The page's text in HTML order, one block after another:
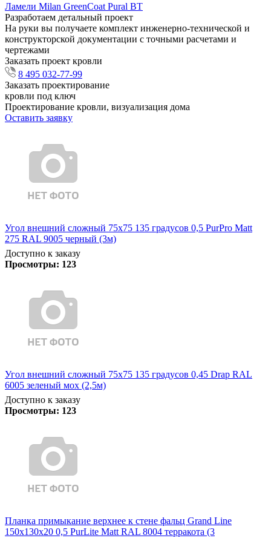
Ламели Milan GreenCoat Pural BT
Разработаем детальный проект
На руки вы получаете комплект инженерно-технической и
конструкторской документации с точными расчетами и
чертежами
Заказать проект кровли
8 495 032-77-99
Заказать проектирование
кровли под ключ
Проектирование кровли, визуализация дома
Оставить заявку
Угол внешний сложный 75х75 135 градусов 0,5 PurPro Matt
275 RAL 9005 черный (3м)
Доступно к заказу
Просмотры: 123
Угол внешний сложный 75х75 135 градусов 0,45 Drap RAL
6005 зеленый мох (2,5м)
Доступно к заказу
Просмотры: 123
Планка примыкание верхнее к стене фальц Grand Line
150х130х20 0,5 PurLite Matt RAL 8004 терракота (3